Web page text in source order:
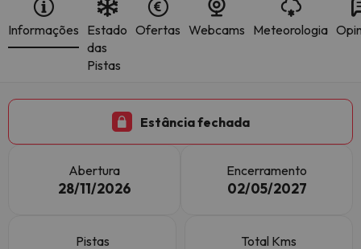
Informações Estado
das
Pistas
Ofertas Webcams Meteorologia
Estância fechada
Abertura
28/11/2026
Encerramento
02/05/2027
Pistas Total Kms